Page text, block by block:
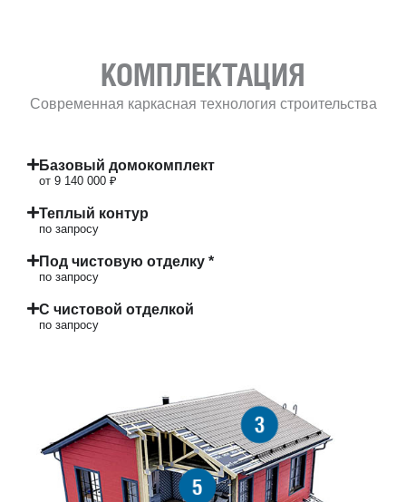
КОМПЛЕКТАЦИЯ
Современная каркасная технология строительства
Базовый домокомплект
от 9 140 000 ₽
Теплый контур
по запросу
Под чистовую отделку *
по запросу
С чистовой отделкой
по запросу
3
5